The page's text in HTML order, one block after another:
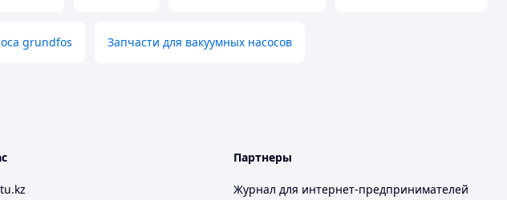
grundfos Запчасти для вакуумных насосов
Партнеры
Журнал для интернет-предпринимателей